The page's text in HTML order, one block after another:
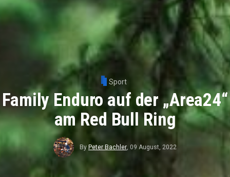
Sport
Family Enduro auf der „Area24“
am Red Bull Ring
By Peter Bachler, 09 August, 2022